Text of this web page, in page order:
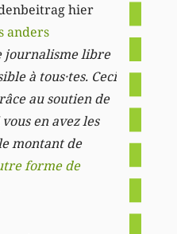
hier
anders
journalisme libre
à tous·tes. Ceci
au soutien de
en avez les
montant de
forme de